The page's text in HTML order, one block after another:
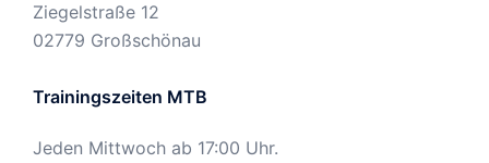
Ziegelstraße 12
02779 Großschönau
Trainingszeiten MTB
Jeden Mittwoch ab 17:00 Uhr.